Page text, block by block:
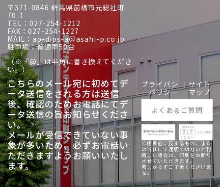
〒371-0846 群馬県前橋市元総社町
70-1
TEL：027-254-1212
FAX：027-254-1227
MAIL：ap-dips-a＠asahi-p.co.jp
駐車場：普通車50台
（※「@」は半角に書き換えてくださ
い。）
こちらのメール宛に初めてデ
ータ送信をされる方は送信
後、確認のためお電話にてデ
ータ送信の旨お知らせくださ
い。
メールが受信できていない事
象が多いため、必ずお電話い
ただきますようお願いいたし
ます。
プライバシ
ーポリシー
｜サイト
マップ
よくあるご質問
公序良俗に反するもの、また
は当社にて適切ではないと判
断した場合は、印刷をお断り
させていただきます。
悪しからずご了承くださいま
せ。